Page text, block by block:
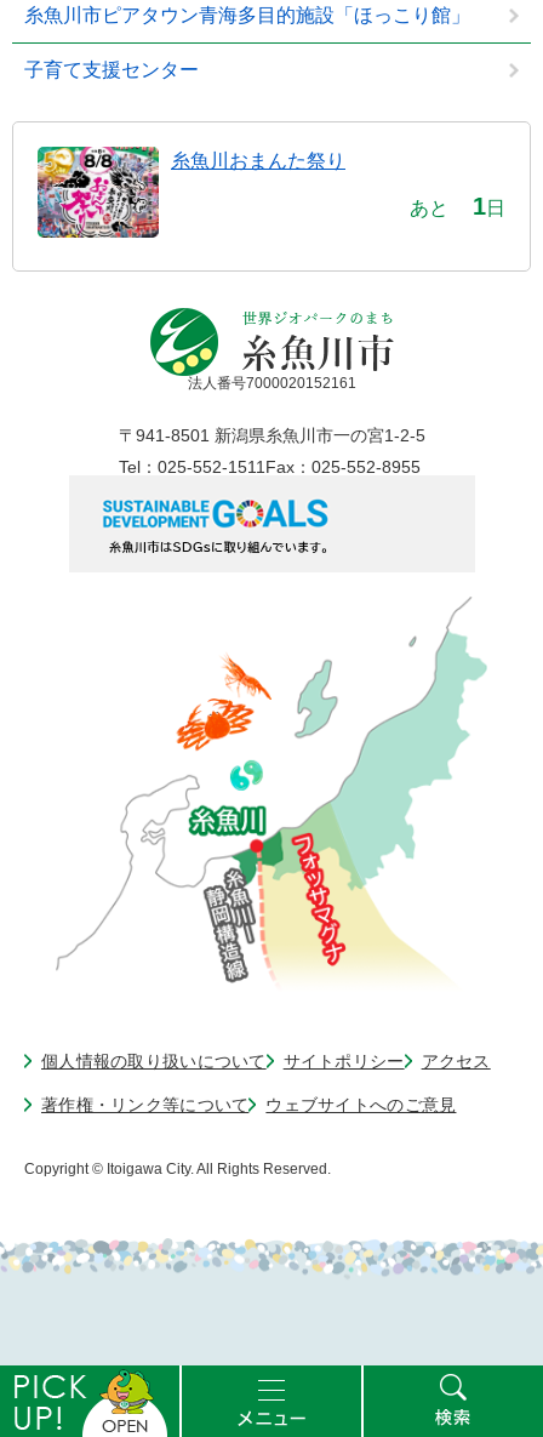
糸魚川市ピアタウン青海多目的施設「ほっこり館」
子育て支援センター
糸魚川おまんた祭り
あと 1日
法人番号7000020152161
〒941-8501 新潟県糸魚川市一の宮1-2-5
Tel：025-552-1511 Fax：025-552-8955
個人情報の取り扱いについて サイトポリシー アクセス
著作権・リンク等について ウェブサイトへのご意見
Copyright © Itoigawa City. All Rights Reserved.